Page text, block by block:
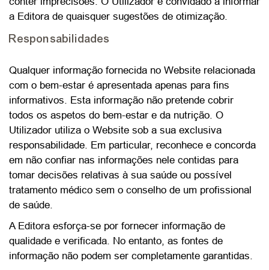
a Editora de quaisquer sugestões de otimização.
Responsabilidades
Qualquer informação fornecida no Website relacionada
com o bem-estar é apresentada apenas para fins
informativos. Esta informação não pretende cobrir
todos os aspetos do bem-estar e da nutrição. O
Utilizador utiliza o Website sob a sua exclusiva
responsabilidade. Em particular, reconhece e concorda
em não confiar nas informações nele contidas para
tomar decisões relativas à sua saúde ou possível
tratamento médico sem o conselho de um profissional
de saúde.
A Editora esforça-se por fornecer informação de
qualidade e verificada. No entanto, as fontes de
informação não podem ser completamente garantidas.